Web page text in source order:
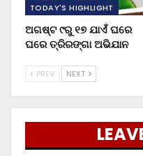
TODAY'S HIGHLIGHT
ଅଗଷ୍ଟ ୯ରୁ ୧୭ ଯାଏଁ ଘରେ
ଘରେ ତ୍ରିରଙ୍ଗା ଅଭିଯାନ
PREV NEXT